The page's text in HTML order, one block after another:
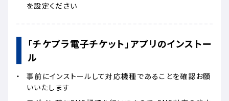
を設定ください
「チケプラ電子チケット」アプリのインストー
ル
事前にインストールして対応機種であることを確認お願
いいたします